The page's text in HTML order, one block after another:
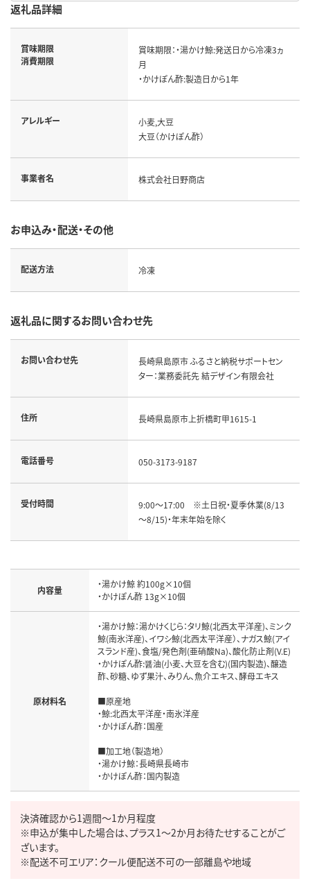
返礼品詳細
賞味期限
消費期限
賞味期限：・湯かけ鯨:発送日から冷凍3ヵ
月
・かけぽん酢:製造日から1年
アレルギー
小麦,大豆
大豆（かけぽん酢）
事業者名 株式会社日野商店
お申込み・配送・その他
配送方法 冷凍
返礼品に関するお問い合わせ先
お問い合わせ先
長崎県島原市 ふるさと納税サポートセン
ター：業務委託先 結デザイン有限会社
住所 長崎県島原市上折橋町甲1615-1
電話番号 050-3173-9187
受付時間
9:00～17:00　※土日祝・夏季休業(8/13
～8/15)・年末年始を除く
内容量
・湯かけ鯨 約100g×10個
・かけぽん酢 13g×10個
原材料名
・湯かけ鯨：湯かけくじら：タリ鯨(北西太平洋産)、ミンク
鯨(南氷洋産)、イワシ鯨(北西太平洋産）、ナガス鯨(アイ
スランド産)、食塩/発色剤(亜硝酸Na)、酸化防止剤(V.E)
・かけぽん酢:醤油(小麦、大豆を含む)(国内製造)、醸造
酢、砂糖、ゆず果汁、みりん、魚介エキス、酵母エキス
■原産地
・鯨:北西太平洋産・南氷洋産
・かけぽん酢：国産
■加工地（製造地）
・湯かけ鯨：長崎県長崎市
・かけぽん酢：国内製造
決済確認から1週間～1か月程度
※申込が集中した場合は、プラス1～2か月お待たせすることがご
ざいます。
※配送不可エリア：クール便配送不可の一部離島や地域